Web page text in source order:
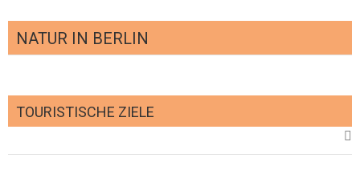
NATUR IN BERLIN
Gesundheit der Berliner Straßenbäume
TOURISTISCHE ZIELE